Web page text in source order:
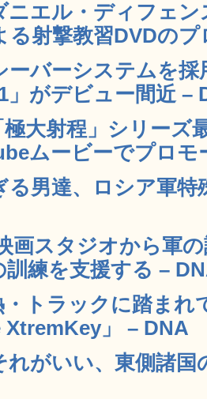
ニエル・ディフェ
る射撃教習DVDの
ーバーシステムを
」がデビュー間近 –
大射程」シリーズ
ムービーでプロモ
る男達、ロシア軍特
画スタジオから軍
訓練を支援する –
・トラックに踏まれ
XtremKey」 – DNA
れがいい、東側諸